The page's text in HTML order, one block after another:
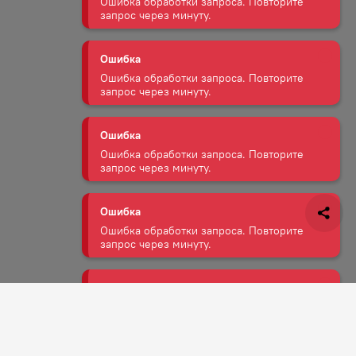
Ошибка обработки запроса. Повторите
запрос через минуту.
Ошибка обработки запроса. Повторите
запрос через минуту.
Ошибка обработки запроса. Повторите
запрос через минуту.
Ошибка обработки запроса. Повторите